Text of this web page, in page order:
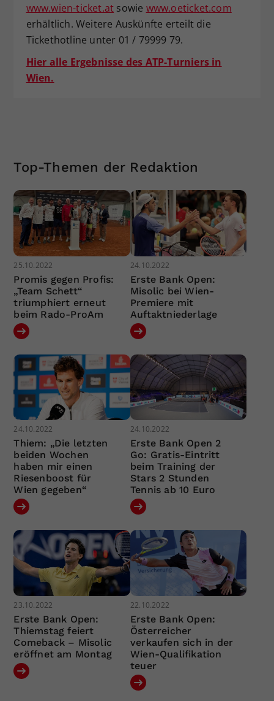
www.wien-ticket.at sowie www.oeticket.com
erhältlich. Weitere Auskünfte erteilt die
Tickethotline unter 01 / 79999 79.
Hier alle Ergebnisse des ATP-Turniers in
Wien.
Top-Themen der Redaktion
25.10.2022
Promis gegen Profis:
„Team Schett“
triumphiert erneut
beim Rado-ProAm
24.10.2022
Erste Bank Open:
Misolic bei Wien-
Premiere mit
Auftaktniederlage
24.10.2022
Thiem: „Die letzten
beiden Wochen
haben mir einen
Riesenboost für
Wien gegeben“
24.10.2022
Erste Bank Open 2
Go: Gratis-Eintritt
beim Training der
Stars 2 Stunden
Tennis ab 10 Euro
23.10.2022
Erste Bank Open:
Thiemstag feiert
Comeback – Misolic
eröffnet am Montag
22.10.2022
Erste Bank Open:
Österreicher
verkaufen sich in der
Wien-Qualifikation
teuer